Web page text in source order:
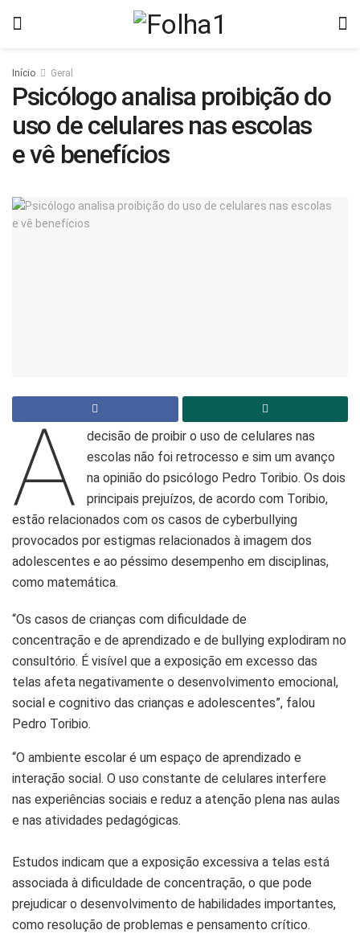
Início Geral
Psicólogo analisa proibição do
uso de celulares nas escolas
e vê benefícios
A
decisão de proibir o uso de celulares nas
escolas não foi retrocesso e sim um avanço
na opinião do psicólogo Pedro Toribio. Os dois
principais prejuízos, de acordo com Toribio,
estão relacionados com os casos de cyberbullying
provocados por estigmas relacionados à imagem dos
adolescentes e ao péssimo desempenho em disciplinas,
como matemática.
“Os casos de crianças com dificuldade de
concentração e de aprendizado e de bullying explodiram no
consultório. É visível que a exposição em excesso das
telas afeta negativamente o desenvolvimento emocional,
social e cognitivo das crianças e adolescentes”, falou
Pedro Toribio.
“O ambiente escolar é um espaço de aprendizado e
interação social. O uso constante de celulares interfere
nas experiências sociais e reduz a atenção plena nas aulas
e nas atividades pedagógicas.
Estudos indicam que a exposição excessiva a telas está
associada à dificuldade de concentração, o que pode
prejudicar o desenvolvimento de habilidades importantes,
como resolução de problemas e pensamento crítico.